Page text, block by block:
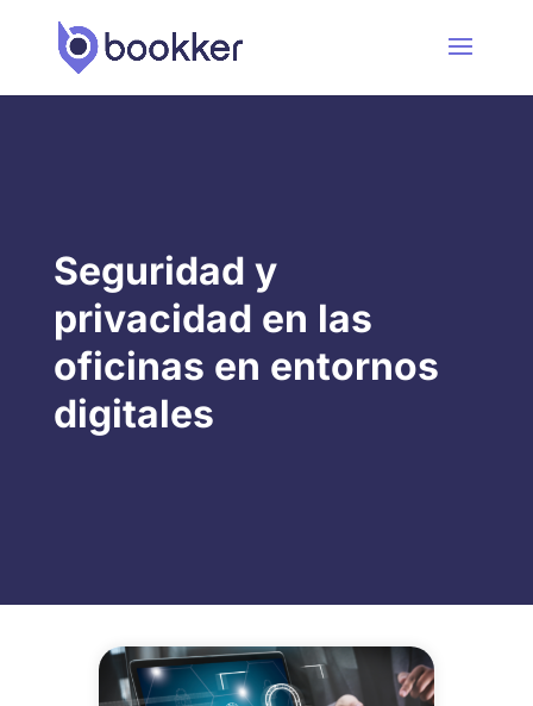
Seguridad y
privacidad en las
oficinas en entornos
digitales